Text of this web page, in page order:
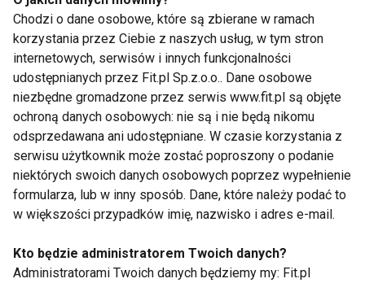
zwiększa umiejętność rozwiązywania konfliktów, a
także stymulują rozwój zdolności twórczych.
Wspomaga także nasz rozwój osobisty, zwiększa
poczucie własnej wartości i pozytywne nastawienie
do siebie.
Jedzmy, więc na zdrowie...
www.fit.pl
Chodzi o dane osobowe, które są zbierane w ramach
korzystania przez Ciebie z naszych usług, w tym stron
internetowych, serwisów i innych funkcjonalności
udostępnianych przez Fit.pl Sp.z.o.o.. Dane osobowe
niezbędne gromadzone przez serwis www.fit.pl są objęte
ochroną danych osobowych: nie są i nie będą nikomu
odsprzedawana ani udostępniane. W czasie korzystania z
serwisu użytkownik może zostać poproszony o podanie
niektórych swoich danych osobowych poprzez wypełnienie
formularza, lub w inny sposób. Dane, które należy podać to
w większości przypadków imię, nazwisko i adres e-mail.
Kto będzie administratorem Twoich danych?
Administratorami Twoich danych będziemy my: Fit.pl